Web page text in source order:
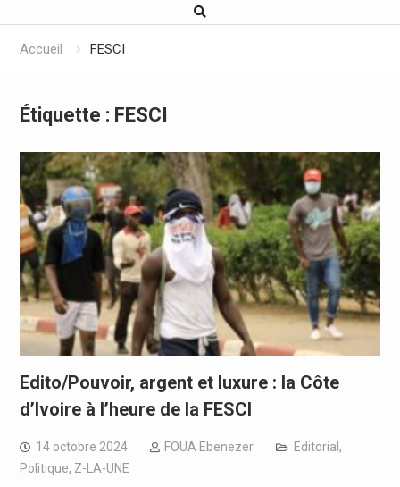
Accueil FESCI
Étiquette : FESCI
Edito/Pouvoir, argent et luxure : la Côte
d’Ivoire à l’heure de la FESCI
14 octobre 2024 FOUA Ebenezer Editorial ,
Politique, Z-LA-UNE